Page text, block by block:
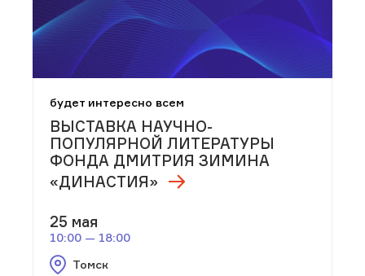
будет интересно всем
ВЫСТАВКА НАУЧНО-
ПОПУЛЯРНОЙ ЛИТЕРАТУРЫ
ФОНДА ДМИТРИЯ ЗИМИНА
«ДИНАСТИЯ»
25 мая
10:00 — 18:00
Томск